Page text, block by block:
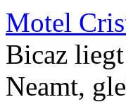
Motel
Bicaz
Neamt,